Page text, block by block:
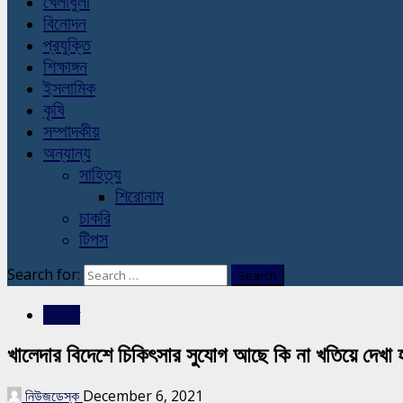
বিনোদন
প্রযুক্তি
শিক্ষাঙ্গন
ইসলামিক
কৃষি
সম্পাদকীয়
অন্যান্য
সাহিত্য
শিরোনাম
চাকরি
টিপস
Search for:
খালেদার বিদেশে চিকিৎসার সুযোগ আছে কি না খতিয়ে
নিউজডেস্ক December 6, 2021